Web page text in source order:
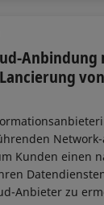
Anbindung
Network-
Kunden einen
Anbieter zu